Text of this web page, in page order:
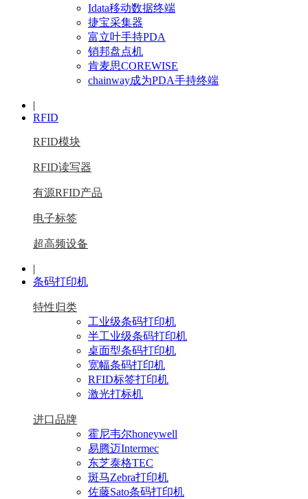
Idata移动数据终端
捷宝采集器
富立叶手持PDA
销邦盘点机
肯麦思COREWISE
chainway成为PDA手持终端
|
RFID
RFID模块
RFID读写器
有源RFID产品
电子标签
超高频设备
|
条码打印机
特性归类
工业级条码打印机
半工业级条码打印机
桌面型条码打印机
宽幅条码打印机
RFID标签打印机
激光打标机
进口品牌
霍尼韦尔honeywell
易腾迈Intermec
东芝泰格TEC
斑马Zebra打印机
佐藤Sato条码打印机